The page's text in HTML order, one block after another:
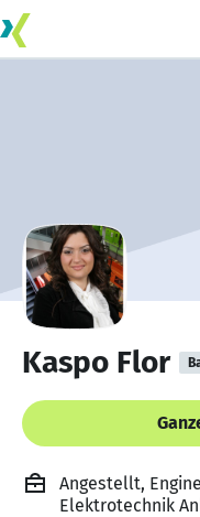
Kaspo Flor
Angestellt,
Elektrotechnik